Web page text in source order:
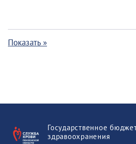
Показать »
Государственное
здравоохранения